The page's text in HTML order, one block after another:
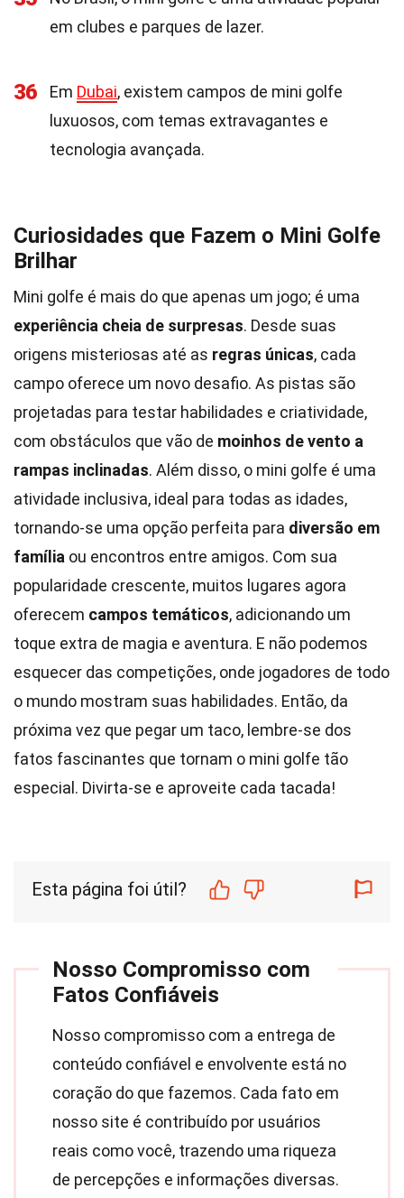
em clubes e parques de lazer.
36 Em Dubai, existem campos de mini golfe
luxuosos, com temas extravagantes e
tecnologia avançada.
Curiosidades que Fazem o Mini Golfe
Brilhar
Mini golfe é mais do que apenas um jogo; é uma
experiência cheia de surpresas. Desde suas
origens misteriosas até as regras únicas, cada
campo oferece um novo desafio. As pistas são
projetadas para testar habilidades e criatividade,
com obstáculos que vão de moinhos de vento a
rampas inclinadas. Além disso, o mini golfe é uma
atividade inclusiva, ideal para todas as idades,
tornando-se uma opção perfeita para diversão em
família ou encontros entre amigos. Com sua
popularidade crescente, muitos lugares agora
oferecem campos temáticos, adicionando um
toque extra de magia e aventura. E não podemos
esquecer das competições, onde jogadores de todo
o mundo mostram suas habilidades. Então, da
próxima vez que pegar um taco, lembre-se dos
fatos fascinantes que tornam o mini golfe tão
especial. Divirta-se e aproveite cada tacada!
Esta página foi útil?
Nosso Compromisso com
Fatos Confiáveis
Nosso compromisso com a entrega de
conteúdo confiável e envolvente está no
coração do que fazemos. Cada fato em
nosso site é contribuído por usuários
reais como você, trazendo uma riqueza
de percepções e informações diversas.